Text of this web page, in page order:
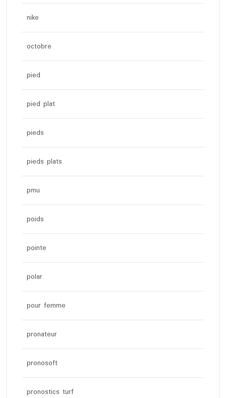
nike
octobre
pied
pied plat
pieds
pieds plats
pmu
poids
pointe
polar
pour femme
pronateur
pronosoft
pronostics turf